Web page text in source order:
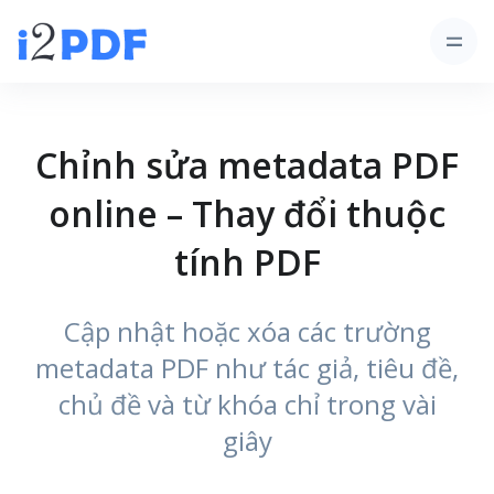
Chỉnh sửa metadata PDF
online – Thay đổi thuộc
tính PDF
Cập nhật hoặc xóa các trường
metadata PDF như tác giả, tiêu đề,
chủ đề và từ khóa chỉ trong vài
giây